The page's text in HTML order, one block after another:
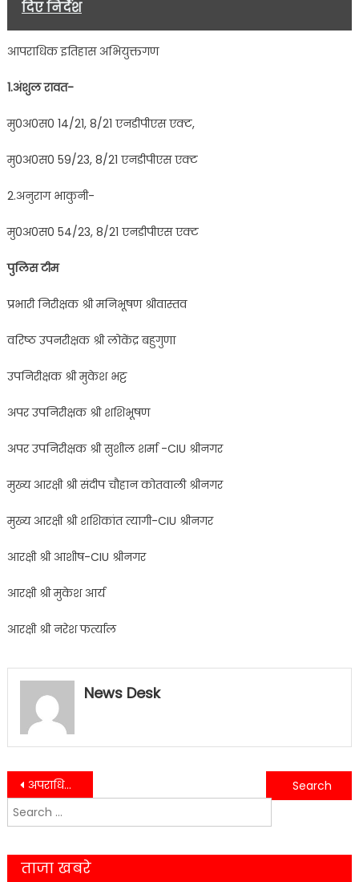
दिए निर्देश
आपराधिक इतिहास अभियुक्तगण
1.अंशुल रावत-
मु0अ0स0 14/21, 8/21 एनडीपीएस एक्ट,
मु0अ0स0 59/23, 8/21 एनडीपीएस एक्ट
2.अनुराग भाकुनी-
मु0अ0स0 54/23, 8/21 एनडीपीएस एक्ट
पुलिस टीम
प्रभारी निरीक्षक श्री मनिभूषण श्रीवास्तव
वरिष्ठ उपनरीक्षक श्री लोकेंद्र बहुगुणा
उपनिरीक्षक श्री मुकेश भट्ट
अपर उपनिरीक्षक श्री शशिभूषण
अपर उपनिरीक्षक श्री सुशील शर्मा -CIU श्रीनगर
मुख्य आरक्षी श्री संदीप चौहान कोतवाली श्रीनगर
मुख्य आरक्षी श्री शशिकांत त्यागी-CIU श्रीनगर
आरक्षी श्री आशीष-CIU श्रीनगर
आरक्षी श्री मुकेश आर्य
आरक्षी श्री नरेश फर्त्याल
News Desk
Post
navigation
अपराधियों की धर पकड़ के लिए चलाए जा रहे अभियान के तहत पुलिस ने जुआ खेलते चार अभियुक्तों को रंगे हाथ किया गिरफ्तार, 11770 रूपये तथा ताश के 52 पत्ते बरामद…..
हल्द्वानी- चरस मामले में कोर्ट के सवालों से अब खुद ही फंसी पुलिस…..
Search
for:
ताजा खबरे